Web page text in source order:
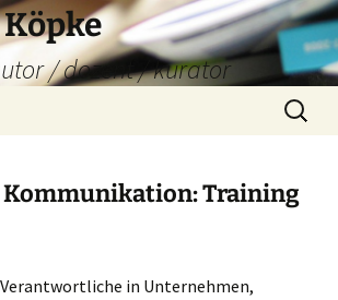
/ dozent / kurator
Suchen
nach:
Training
in Unternehmen,